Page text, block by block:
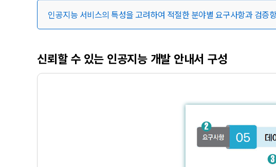
인공지능 서비스의 특성을 고려하여 적절한 분야별 요구사항과 검증
신뢰할 수 있는 인공지능 개발 안내서 구성